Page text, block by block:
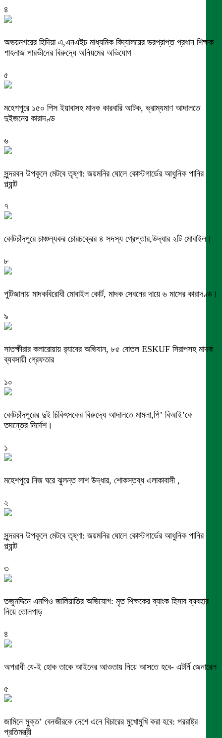
৪
অভয়নগরের হিদিয়া এ,এনএইচ মাধ্যমিক বিদ্যালয়ের ভরপ্রাপ্ত প্রধান শিক্ষক
শাহনাজ পারভীনের বিরুদ্ধে অনিয়মের অভিযোগ
৫
মহেশপুরে ১৫০ পিস ইয়াবাসহ মাদক কারবারি আটক, ভ্রাম্যমাণ আদালতে
দুইজনের কারাদণ্ড
৬
সুন্দরবন উপকূলে মেটবে তৃষ্ণা: জয়মনির ঘোলে কোস্টগার্ডের আধুনিক পানির
প্ল্যান্ট
৭
কোটচাঁদপুরে চাঞ্চল্যকর চোরচক্রের ৪ সদস্য গ্রেপ্তার,উদ্ধার ২টি মোবাইল।
৮
পুটিজানায় মাদকবিরোধী মোবাইল কোর্ট, মাদক সেবনের দায়ে ৬ মাসের কারাদণ্ড।
৯
সাতক্ষীরার কলারোয়ায় র‍্যাবের অভিযান, ৮৫ বোতল ESKUF সিরাপসহ মাদক
ব্যবসায়ী গ্রেফতার
১০
কোটচাঁদপুরের দুই চিকিৎসকের বিরুদ্ধে আদালতে মামলা,পি’ বিআই’কে
তদন্তের নির্দেশ।
১
মহেশপুরে নিজ ঘরে ঝুলন্ত লাশ উদ্ধার, শোকস্তব্ধ এলাকাবাসী ,
২
সুন্দরবন উপকূলে মেটবে তৃষ্ণা: জয়মনির ঘোলে কোস্টগার্ডের আধুনিক পানির
প্ল্যান্ট
৩
তজুমদ্দিনে এমপিও জালিয়াতির অভিযোগ: মৃত শিক্ষকের ব্যাংক হিসাব ব্যবহার
নিয়ে তোলপাড়
৪
অপরাধী যে-ই হোক তাকে আইনের আওতায় নিয়ে আসতে হবে- এটর্নি জেনারেল
৫
জামিনে মুক্ত’ বেনজীরকে দেশে এনে বিচারের মুখোমুখি করা হবে: পররাষ্ট্র
প্রতিমন্ত্রী